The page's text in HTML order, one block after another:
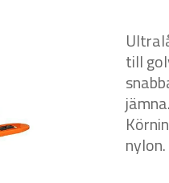
till
nylon.